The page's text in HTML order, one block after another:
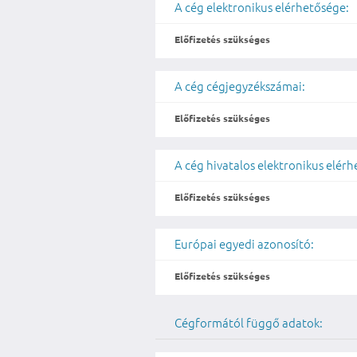
A cég elektronikus elérhetősége:
Előfizetés szükséges
A cég cégjegyzékszámai:
Előfizetés szükséges
A cég hivatalos elektronikus
Előfizetés szükséges
Európai egyedi azonosító:
Előfizetés szükséges
Cégformától függő adatok: